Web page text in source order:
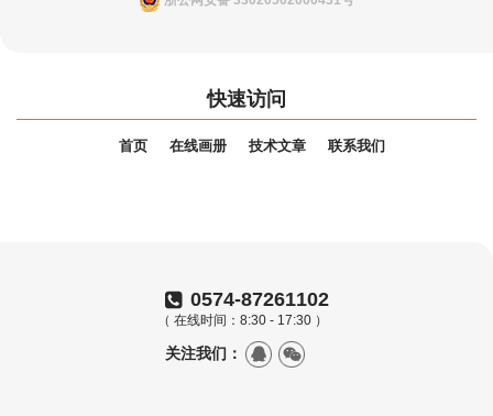
快速访问
首页 在线画册 技术文章 联系我们
0574-87261102
（ 在线时间：8:30 - 17:30 ）
关注我们：